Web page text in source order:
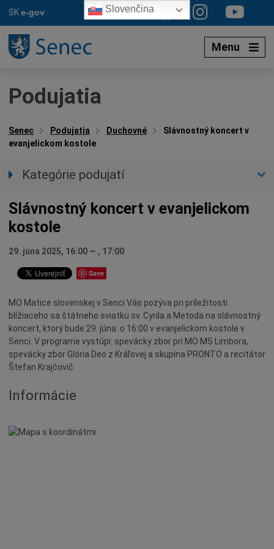
SKe-gov
Menu
Podujatia
Senec Podujatia Duchovné
Slávnostný koncert v
evanjelickom kostole
Kategórie podujatí
Auto-moto
Beseda
Hudba, tanec, divadlo
Múzeá, galérie, knižnice
Školstvo
Športové
Veda
Zdravotníctvo
Ekológia
Detský tábor
Slávnostný koncert v evanjelickom
kostole
29. júna 2025, 16:00 — , 17:00
Save
MO Matice slovenskej v Senci Vás pozýva pri príležitosti
blížiaceho sa štátneho sviatku sv. Cyrila a Metoda na slávnostný
koncert, ktorý bude 29. júna o 16:00 v evanjelickom kostole v
Senci. V programe vystúpi: spevácky zbor pri MO MS Limbora,
spevácky zbor Glória Deo z Kráľovej a skupina PRONTO a recitátor
Štefan Krajčovič.
Informácie
Slovenčina